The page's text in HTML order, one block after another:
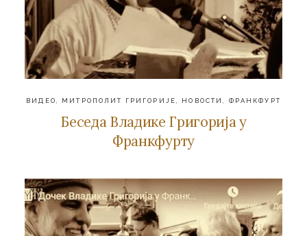
ВИДЕО МИТРОПОЛИТ ГРИГОРИЈЕ НОВОСТИ ФРАНКФУРТ
Беседа Владике Григорија у
Франкфурту